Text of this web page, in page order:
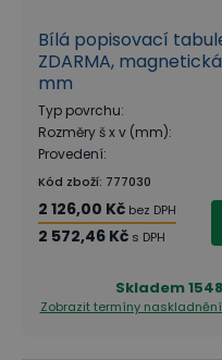
Bílá popisovací
ZDARMA,
mm
Typ povrchu:
Rozměry š x v (mm):
Provedení:
Kód zboží: 777030
2 126,00 Kč bez DPH
2 572,46 Kč s DPH
Skladem
Zobrazit termíny naskladnění